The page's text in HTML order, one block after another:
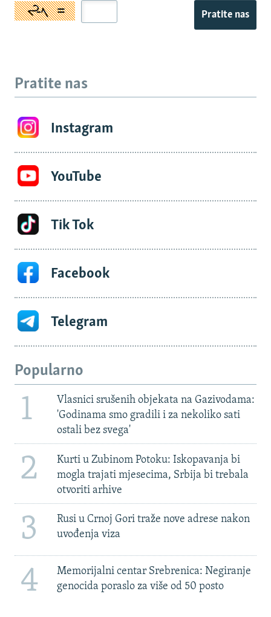
Pratite nas
Pratite nas
Instagram
YouTube
Tik Tok
Facebook
Telegram
Popularno
1
Vlasnici srušenih objekata na Gazivodama:
'Godinama smo gradili i za nekoliko sati
ostali bez svega'
2
Kurti u Zubinom Potoku: Iskopavanja bi
mogla trajati mjesecima, Srbija bi trebala
otvoriti arhive
3
Rusi u Crnoj Gori traže nove adrese nakon
uvođenja viza
4
Memorijalni centar Srebrenica: Negiranje
genocida poraslo za više od 50 posto